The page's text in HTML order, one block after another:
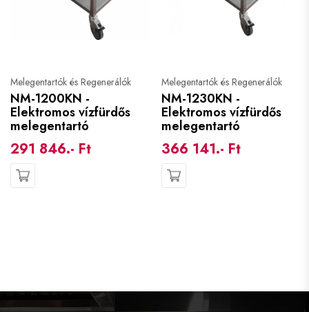
Melegentartók és Regenerálók
NM-1200KN -
Elektromos vízfürdős
melegentartó
291 846.- Ft
Melegentartók és Regenerálók
NM-1230KN -
Elektromos vízfürdős
melegentartó
366 141.- Ft